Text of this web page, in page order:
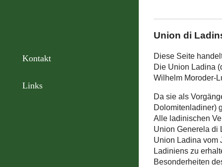
Kontakt
Links
Union di
Diese Seite
Die Union Ladina
Wilhelm Moroder-
Da sie als
Dolomitenladiner)
Alle ladinischen
Union Generela di
Union Ladina vom
Ladiniens zu
Besonderheiten